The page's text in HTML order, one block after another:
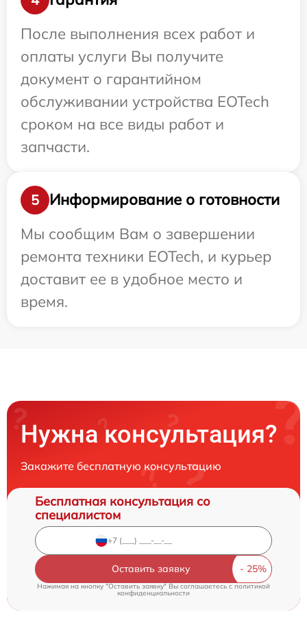
После выполнения всех работ и
оплаты услуги Вы получите
документ о гарантийном
обслуживании устройства EOTech
сроком на все виды работ и
запчасти.
5
Информирование о готовности
Мы сообщим Вам о завершении
ремонта техники EOTech, и курьер
доставит ее в удобное место и
время.
Нужна консультация?
Закажите бесплатную консультацию
Бесплатная консультация со
специалистом
Оставить заявку
Нажимая на кнопку "Оставить заявку" Вы соглашаетесь cполитикой
конфиденциальности